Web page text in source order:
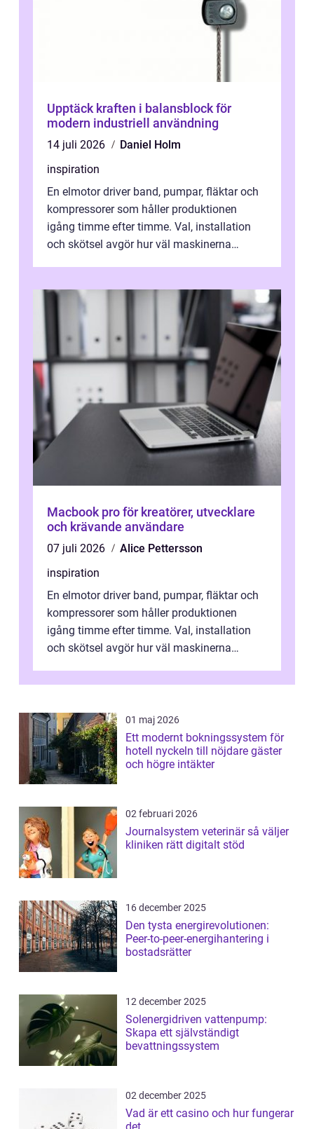
Upptäck kraften i balansblock för
modern industriell användning
14 juli 2026
Daniel Holm
inspiration
En elmotor driver band, pumpar, fläktar och
kompressorer som håller produktionen
igång timme efter timme. Val, installation
och skötsel avgör hur väl maskinerna
Macbook pro för kreatörer, utvecklare
och krävande användare
07 juli 2026
Alice Pettersson
inspiration
En elmotor driver band, pumpar, fläktar och
kompressorer som håller produktionen
igång timme efter timme. Val, installation
och skötsel avgör hur väl maskinerna
01 maj 2026
Ett modernt bokningssystem för
hotell nyckeln till nöjdare gäster
och högre intäkter
02 februari 2026
Journalsystem veterinär så väljer
kliniken rätt digitalt stöd
16 december 2025
Den tysta energirevolutionen:
Peer-to-peer-energihantering i
bostadsrätter
12 december 2025
Solenergidriven vattenpump:
Skapa ett självständigt
bevattningssystem
02 december 2025
Vad är ett casino och hur fungerar
det